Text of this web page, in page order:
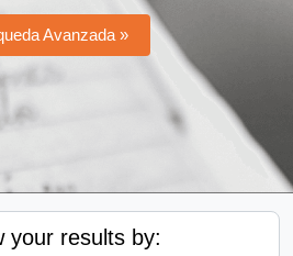
Avanzada »
your results by: